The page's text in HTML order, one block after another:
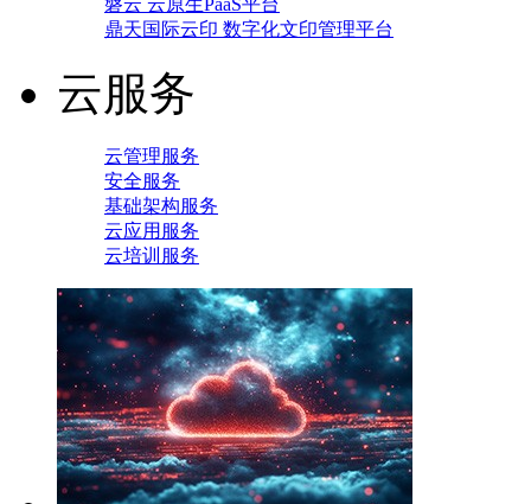
磐云 云原生PaaS平台
鼎天国际云印 数字化文印管理平台
云服务
云管理服务
安全服务
基础架构服务
云应用服务
云培训服务